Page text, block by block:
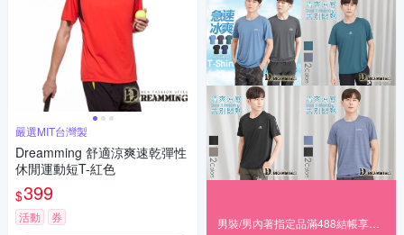
嚴選MIT台灣製
Dreamming 舒適涼爽速乾彈性
休閒運動短T-紅色
$399
活動 券